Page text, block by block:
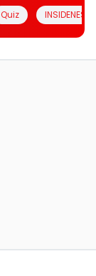
Quiz INSIDENESIA